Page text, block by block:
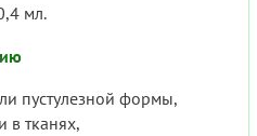
мл.
пустулезной формы,
в тканях,